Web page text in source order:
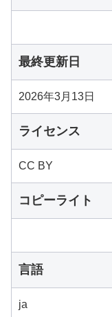
最終更新日
2026年3月13日
ライセンス
CC BY
コピーライト
言語
ja